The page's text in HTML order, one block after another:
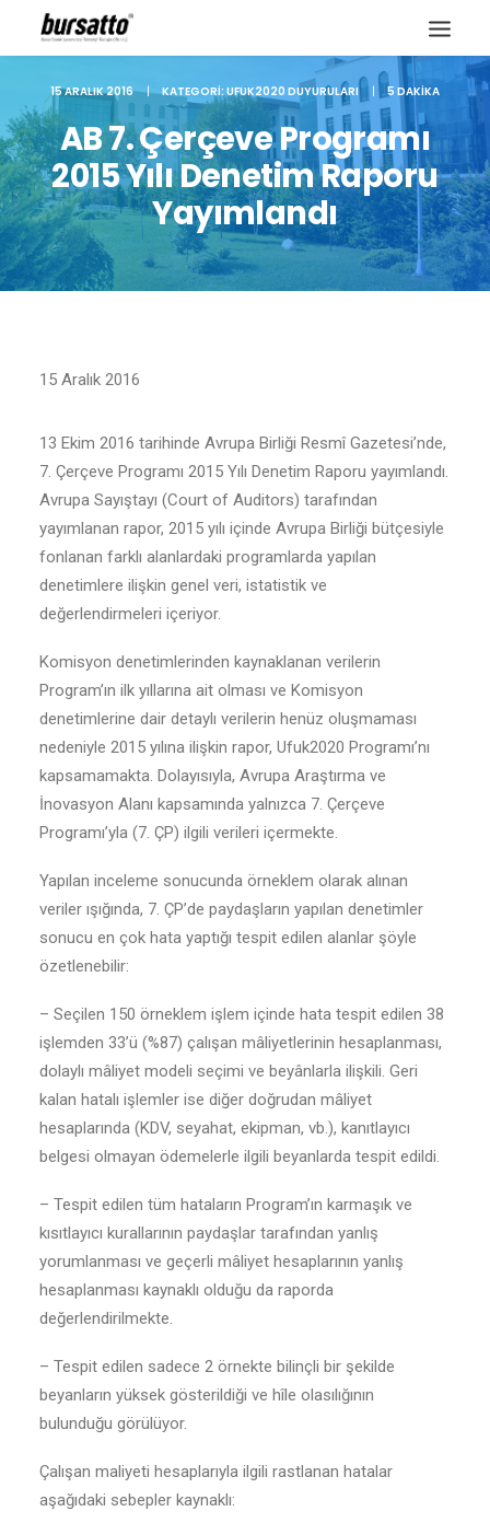
15 ARALIK 2016 | KATEGORI:UFUK2020 DUYURULARI | 5 DAKIKA
AB 7. Çerçeve Programı
2015 Yılı Denetim Raporu
Yayımlandı
15 Aralık 2016
13 Ekim 2016 tarihinde Avrupa Birliği Resmî Gazetesi’nde,
7. Çerçeve Programı 2015 Yılı Denetim Raporu yayımlandı.
Avrupa Sayıştayı (Court of Auditors) tarafından
yayımlanan rapor, 2015 yılı içinde Avrupa Birliği bütçesiyle
fonlanan farklı alanlardaki programlarda yapılan
denetimlere ilişkin genel veri, istatistik ve
değerlendirmeleri içeriyor.
Komisyon denetimlerinden kaynaklanan verilerin
Program’ın ilk yıllarına ait olması ve Komisyon
denetimlerine dair detaylı verilerin henüz oluşmaması
nedeniyle 2015 yılına ilişkin rapor, Ufuk2020 Programı’nı
kapsamamakta. Dolayısıyla, Avrupa Araştırma ve
İnovasyon Alanı kapsamında yalnızca 7. Çerçeve
Programı’yla (7. ÇP) ilgili verileri içermekte.
Yapılan inceleme sonucunda örneklem olarak alınan
veriler ışığında, 7. ÇP’de paydaşların yapılan denetimler
sonucu en çok hata yaptığı tespit edilen alanlar şöyle
özetlenebilir:
– Seçilen 150 örneklem işlem içinde hata tespit edilen 38
işlemden 33’ü (%87) çalışan mâliyetlerinin hesaplanması,
dolaylı mâliyet modeli seçimi ve beyânlarla ilişkili. Geri
kalan hatalı işlemler ise diğer doğrudan mâliyet
hesaplarında (KDV, seyahat, ekipman, vb.), kanıtlayıcı
belgesi olmayan ödemelerle ilgili beyanlarda tespit edildi.
– Tespit edilen tüm hataların Program’ın karmaşık ve
kısıtlayıcı kurallarının paydaşlar tarafından yanlış
yorumlanması ve geçerli mâliyet hesaplarının yanlış
hesaplanması kaynaklı olduğu da raporda
değerlendirilmekte.
– Tespit edilen sadece 2 örnekte bilinçli bir şekilde
beyanların yüksek gösterildiği ve hîle olasılığının
bulunduğu görülüyor.
Çalışan maliyeti hesaplarıyla ilgili rastlanan hatalar
aşağıdaki sebepler kaynaklı: